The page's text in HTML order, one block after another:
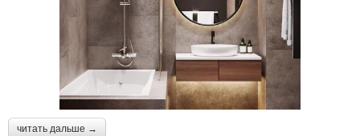
читать дальше →